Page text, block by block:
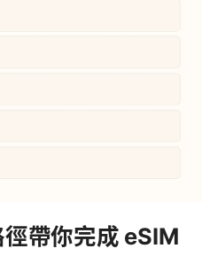
帶你完成 eSIM